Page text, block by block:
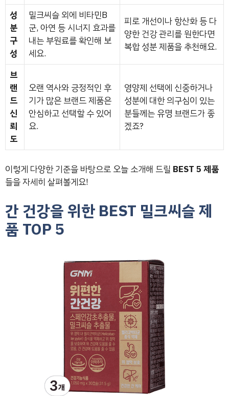
성
분
구
성
밀크씨슬 외에 비타민B
군, 아연 등 시너지 효과를
내는 부원료를 확인해 보
세요.
피로 개선이나 항산화 등 다
양한 건강 관리를 원한다면
복합 성분 제품을 추천해요.
브
랜
드
신
뢰
도
오랜 역사와 긍정적인 후
기가 많은 브랜드 제품은
안심하고 선택할 수 있어
요.
영양제 선택에 신중하거나
성분에 대한 의구심이 있는
분들께는 유명 브랜드가 좋
겠죠?
이렇게 다양한 기준을 바탕으로 오늘 소개해 드릴 BEST 5 제품
들을 자세히 살펴볼게요!
간 건강을 위한 BEST 밀크씨슬 제
품 TOP 5